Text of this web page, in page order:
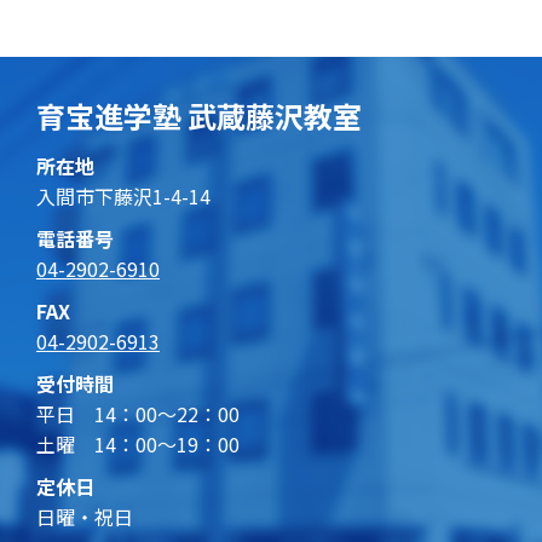
育宝進学塾 武蔵藤沢教室
所在地
入間市下藤沢1-4-14
電話番号
04-2902-6910
FAX
04-2902-6913
受付時間
平日 14：00～22：00
土曜 14：00～19：00
定休日
日曜・祝日